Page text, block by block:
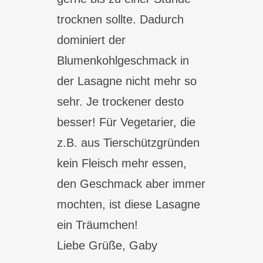
trocknen sollte. Dadurch
dominiert der
Blumenkohlgeschmack in
der Lasagne nicht mehr so
sehr. Je trockener desto
besser! Für Vegetarier, die
z.B. aus Tierschützgründen
kein Fleisch mehr essen,
den Geschmack aber immer
mochten, ist diese Lasagne
ein Träumchen!
Liebe Grüße, Gaby